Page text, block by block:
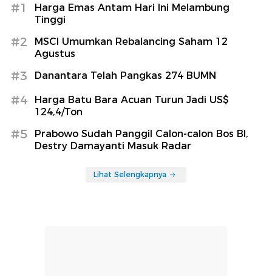
#1
Harga Emas Antam Hari Ini Melambung
Tinggi
#2
MSCI Umumkan Rebalancing Saham 12
Agustus
#3 Danantara Telah Pangkas 274 BUMN
#4
Harga Batu Bara Acuan Turun Jadi US$
124,4/Ton
#5
Prabowo Sudah Panggil Calon-calon Bos BI,
Destry Damayanti Masuk Radar
Lihat Selengkapnya